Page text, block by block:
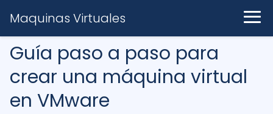
Maquinas Virtuales
Guía paso a paso para
crear una máquina virtual
en VMware